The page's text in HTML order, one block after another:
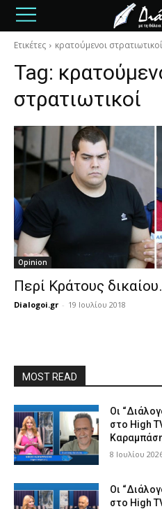
Ετικέτες κρατούμενοι στρατιωτικοί
Tag:
στρατιωτικοί
Opinion
Περί Κράτους
Dialogoi.gr - 19 Ιουλίου 2018
MOST READ
Οι
στο High
8 Ιουλίου
Οι
στο High